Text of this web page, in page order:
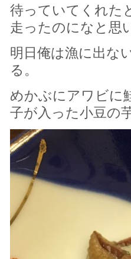
待っていてくれた
走ったのになと思
明日俺は漁に出な
る。
めかぶにアワビに
子が入った小豆の